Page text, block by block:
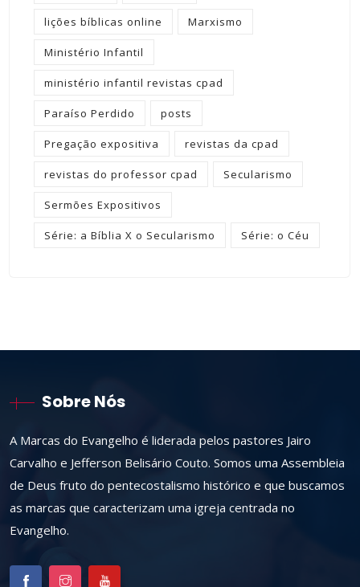
lições bíblicas online Marxismo
Ministério Infantil
ministério infantil revistas cpad
Paraíso Perdido posts
Pregação expositiva revistas da cpad
revistas do professor cpad Secularismo
Sermões Expositivos
Série: a Bíblia X o Secularismo Série: o Céu
Sobre Nós
A Marcas do Evangelho é liderada pelos pastores Jairo
Carvalho e Jefferson Belisário Couto. Somos uma Assembleia
de Deus fruto do pentecostalismo histórico e que buscamos
as marcas que caracterizam uma igreja centrada no
Evangelho.